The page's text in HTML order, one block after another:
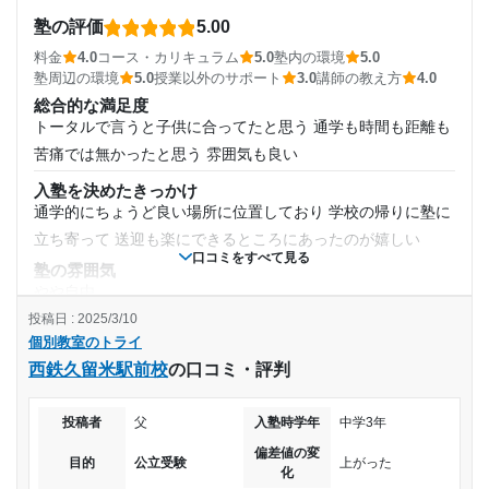
口コミをすべて見る
塾の評価 5.00
料金 4.0コース・カリキュラム 5.0塾内の環境
5.0
塾周辺の環境
5.0授業以外のサポート 3.0講師の教え方 4.0
総合的な満足度
トータルで言うと子供に合ってたと思う 通学も時間も距離も
苦痛では無かったと思う 雰囲気も良い
入塾を決めたきっかけ
通学的にちょうど良い場所に位置しており 学校の帰りに塾に
立ち寄って 送迎も楽にできるところにあったのが嬉しい
塾の雰囲気
料金
どんなことでも料金は安いに越したことないです。ですがこ
ればかりは家賃や人件費などの経費面も考慮して妥当な価格
コース・カリキュラム
タブレットを使っていて、それを繰り返して自習時間に利用
できて、個人的には効果があったと思っています
個別教室のトライ
西鉄久留米駅前校の口コミ・評判
投稿日 : 2025/3/10
投稿者 父 入塾時学年 中学3年
目的 公立受験
偏差値の変
化
上がった